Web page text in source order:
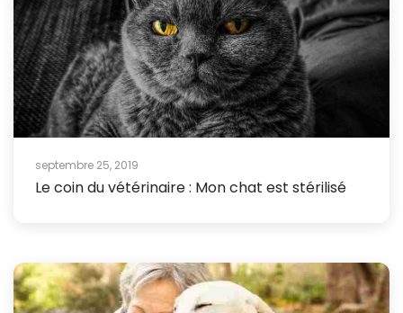
septembre 25, 2019
Le coin du vétérinaire : Mon chat est stérilisé